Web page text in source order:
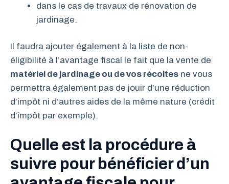
dans le cas de travaux de rénovation de
jardinage.
Il faudra ajouter également à la liste de non-
éligibilité à l’avantage fiscal le fait que la vente de
matériel de jardinage ou de vos récoltes ne vous
permettra également pas de jouir d’une réduction
d’impôt ni d’autres aides de la même nature (crédit
d’impôt par exemple).
Quelle est la procédure à
suivre pour bénéficier d’un